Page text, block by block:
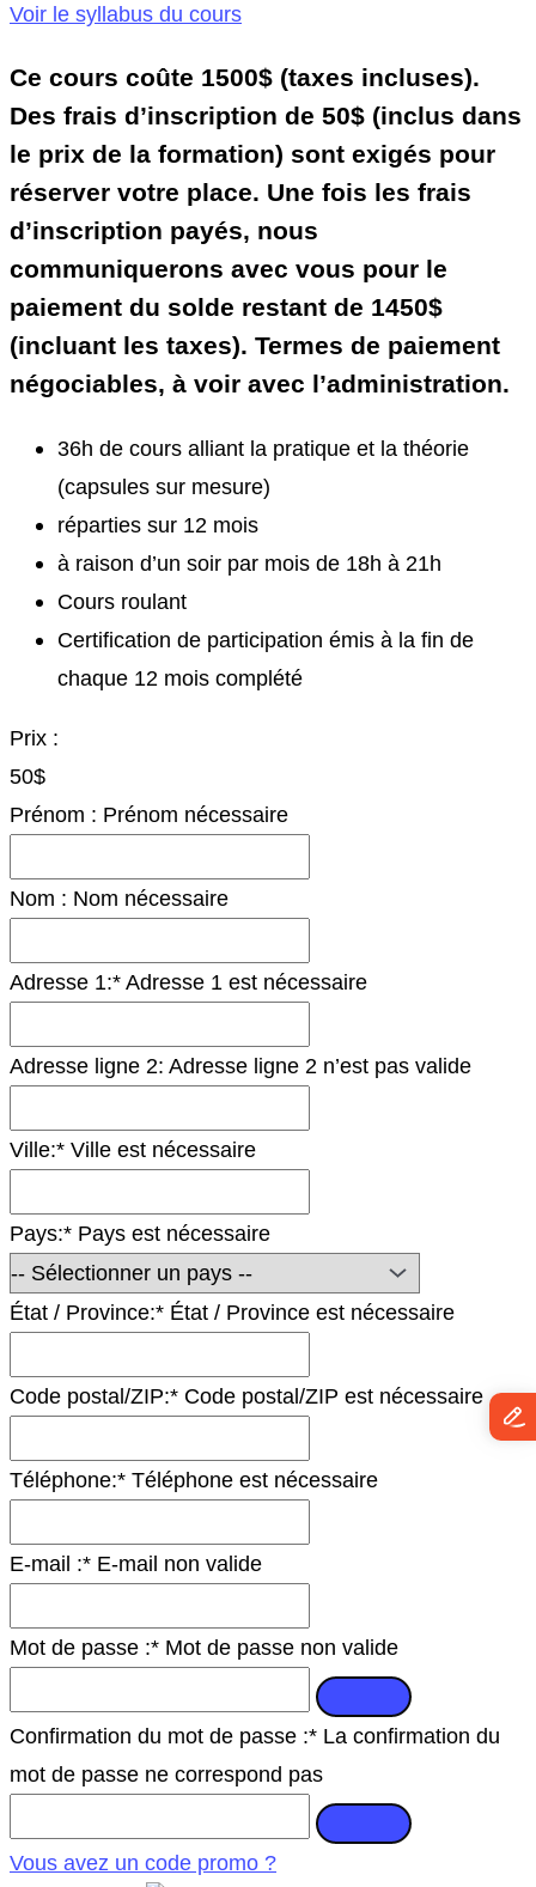
Voir le syllabus du cours
Ce cours coûte 1500$ (taxes incluses).
Des frais d’inscription de 50$ (inclus dans
le prix de la formation) sont exigés pour
réserver votre place. Une fois les frais
d’inscription payés, nous
communiquerons avec vous pour le
paiement du solde restant de 1450$
(incluant les taxes). Termes de paiement
négociables, à voir avec l’administration.
36h de cours alliant la pratique et la théorie
(capsules sur mesure)
réparties sur 12 mois
à raison d’un soir par mois de 18h à 21h
Cours roulant
Certification de participation émis à la fin de
chaque 12 mois complété
Prix :
50$
Prénom : Prénom nécessaire
Nom : Nom nécessaire
Adresse 1:*Adresse 1 est nécessaire
Adresse ligne 2: Adresse ligne 2 n’est pas valide
Ville:* Ville est nécessaire
Pays:* Pays est nécessaire
État / Province:* État / Province est nécessaire
Code postal/ZIP:* Code postal/ZIP est nécessaire
Téléphone:* Téléphone est nécessaire
E-mail :* E-mail non valide
Mot de passe :* Mot de passe non valide
Confirmation du mot de passe :* La confirmation du
mot de passe ne correspond pas
Vous avez un code promo ?